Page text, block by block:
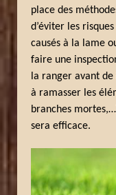
place des
d’éviter les
causés à la lame
faire une
la ranger avant
à ramasser les
branches
sera efficace.